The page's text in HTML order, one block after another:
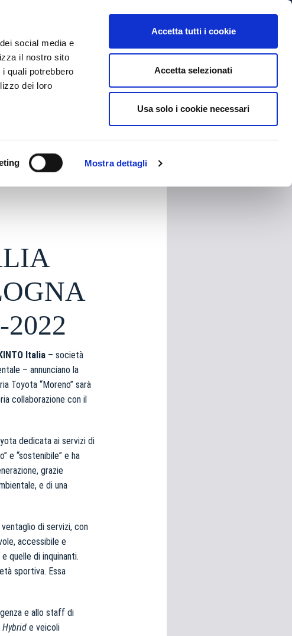
social media e
il nostro sito
quali potrebbero
dei loro
Mostra dettagli
Accetta tutti i cookie
Accetta selezionati
Usa solo i cookie necessari
BIGLIETTI STORE EN
Italia– società
– annunciano la
Toyota “Moreno” sarà
collaborazione con il
dedicata ai servizi di
e “sostenibile” e ha
grazie
e di una
di servizi, con
accessibile e
quelle di inquinanti.
sportiva. Essa
e allo staff di
Hybrid e veicoli